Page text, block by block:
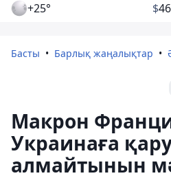
+25° $
Басты Барлық жаңалықтар
Макрон
Украинаға
алмайтынын